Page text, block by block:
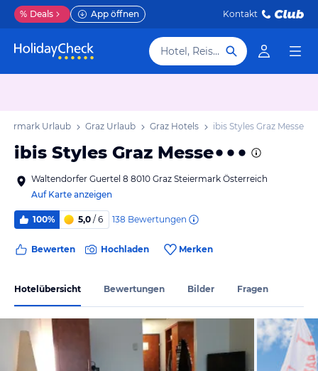
% Deals App öffnen Kontakt
Hotel, Reiseziel
Urlaub Graz Urlaub Graz Hotels ibis Styles Graz Messe
ibis Styles Graz Messe
Waltendorfer Guertel 8 8010 Graz Steiermark Österreich
Auf Karte anzeigen
100% 5,0 / 6 138 Bewertungen
Bewerten Hochladen Merken
Hotelübersicht Bewertungen Bilder Fragen